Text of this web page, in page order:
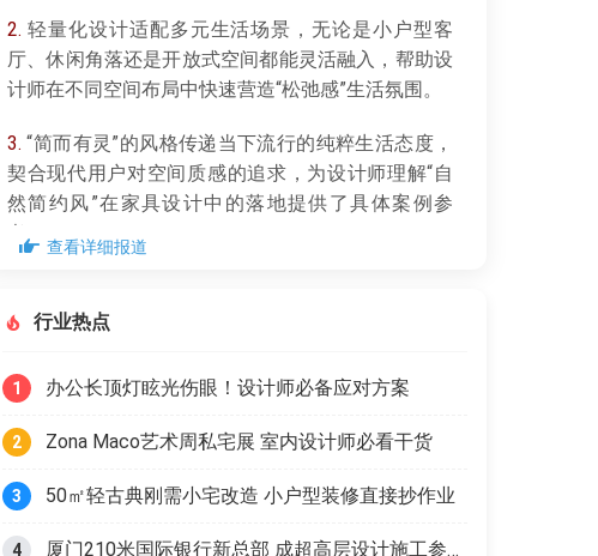
2. 轻量化设计适配多元生活场景，无论是小户型客
厅、休闲角落还是开放式空间都能灵活融入，帮助设
计师在不同空间布局中快速营造“松弛感”生活氛围。
3. “简而有灵”的风格传递当下流行的纯粹生活态度，
契合现代用户对空间质感的追求，为设计师理解“自
然简约风”在家具设计中的落地提供了具体案例参
考。
查看详细报道
行业热点
1 办公长顶灯眩光伤眼！设计师必备应对方案
2 Zona Maco艺术周私宅展 室内设计师必看干货
3 50㎡轻古典刚需小宅改造 小户型装修直接抄作业
4 厦门210米国际银行新总部 成超高层设计施工参考范本